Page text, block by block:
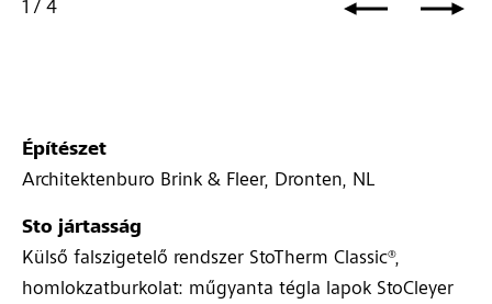
1 / 4
Építészet
Architektenburo Brink & Fleer, Dronten, NL
Sto jártasság
Külső falszigetelő rendszer StoTherm Classic®,
homlokzatburkolat: műgyanta tégla lapok StoCleyer